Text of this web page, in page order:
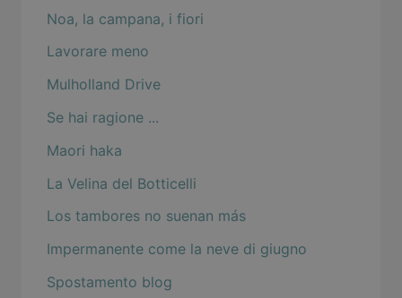
Noa, la campana, i fiori
Lavorare meno
Mulholland Drive
Se hai ragione ...
Maori haka
La Velina del Botticelli
Los tambores no suenan más
Impermanente come la neve di giugno
Spostamento blog